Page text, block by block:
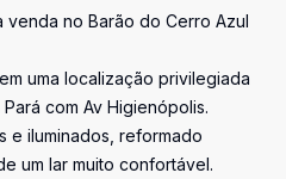
venda no Barão do Cerro Azul
uma localização privilegiada
com Av Higienópolis.
e iluminados, reformado
um lar muito confortável.